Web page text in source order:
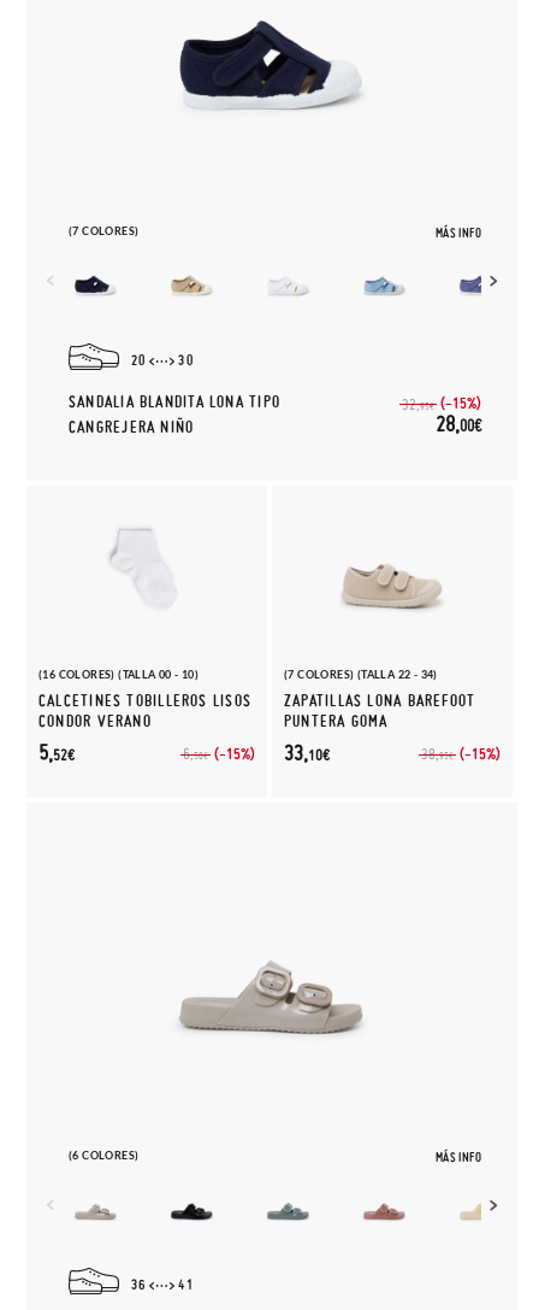
(7 COLORES) MÁS INFO
20 30
SANDALIA BLANDITA LONA TIPO
CANGREJERA NIÑO
32,95€ (-15%)
28,00€
(16 COLORES) (TALLA 00 - 10)
CALCETINES TOBILLEROS LISOS
CONDOR VERANO
6,50€ (-15%)
5,52€
(7 COLORES) (TALLA 22 - 34)
ZAPATILLAS LONA BAREFOOT
PUNTERA GOMA
38,95€ (-15%)
33,10€
(6 COLORES) MÁS INFO
36 41